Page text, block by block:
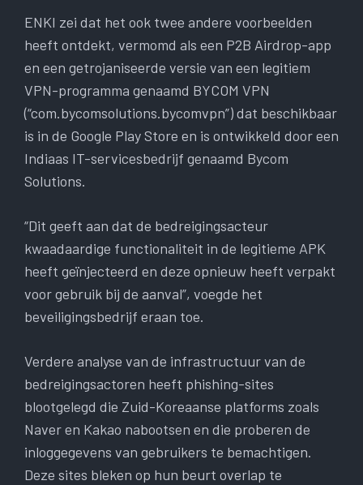
ENKI zei dat het ook twee andere voorbeelden
heeft ontdekt, vermomd als een P2B Airdrop-app
en een getrojaniseerde versie van een legitiem
VPN-programma genaamd BYCOM VPN
(“com.bycomsolutions.bycomvpn”) dat beschikbaar
is in de Google Play Store en is ontwikkeld door een
Indiaas IT-servicesbedrijf genaamd Bycom
Solutions.
“Dit geeft aan dat de bedreigingsacteur
kwaadaardige functionaliteit in de legitieme APK
heeft geïnjecteerd en deze opnieuw heeft verpakt
voor gebruik bij de aanval”, voegde het
beveiligingsbedrijf eraan toe.
Verdere analyse van de infrastructuur van de
bedreigingsactoren heeft phishing-sites
blootgelegd die Zuid-Koreaanse platforms zoals
Naver en Kakao nabootsen en die proberen de
inloggegevens van gebruikers te bemachtigen.
Deze sites bleken op hun beurt overlap te